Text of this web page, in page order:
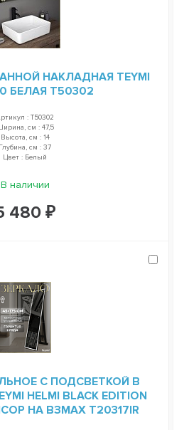
НАКЛАДНАЯ TEYMI
БЕЛАЯ T50302
: T50302
см : 47,5
Высота, см : 14
Глубина, см : 37
Цвет : Белый
В наличии
480 ₽
С ПОДСВЕТКОЙ В
HELMI BLACK EDITION
НА ВЗМАХ T20317IR